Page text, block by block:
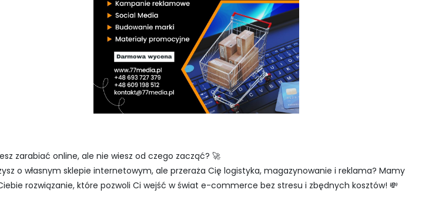
zarabiać online, ale nie wiesz od czego zacząć? 🚀
o własnym sklepie internetowym, ale przeraża Cię logistyka, magazynowanie i reklama? Mamy
rozwiązanie, które pozwoli Ci wejść w świat e-commerce bez stresu i zbędnych kosztów! 💸